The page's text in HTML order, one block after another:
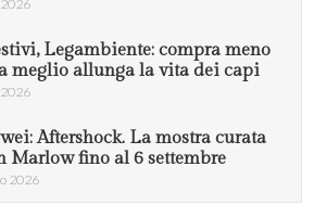
Legambiente: compra meno
meglio allunga la vita dei capi
Aftershock. La mostra curata
Marlow fino al 6 settembre
2026